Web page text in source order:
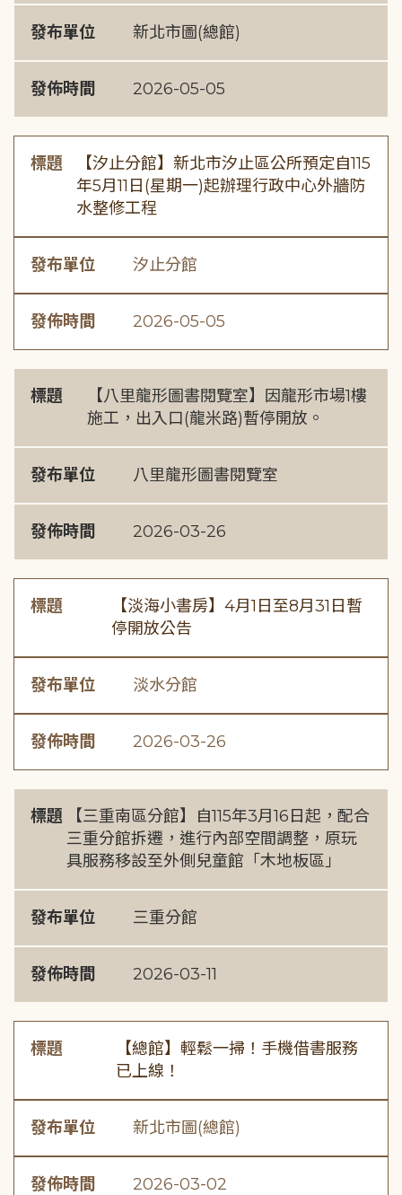
發布單位 新北市圖(總館)
發佈時間 2026-05-05
標題
【汐止分館】新北市汐止區公所預定自115
年5月11日(星期一)起辦理行政中心外牆防
水整修工程
發布單位 汐止分館
發佈時間 2026-05-05
標題
【八里龍形圖書閱覽室】因龍形市場1樓
施工，出入口(龍米路)暫停開放。
發布單位 八里龍形圖書閱覽室
發佈時間 2026-03-26
標題
【淡海小書房】4月1日至8月31日暫
停開放公告
發布單位 淡水分館
發佈時間 2026-03-26
標題
【三重南區分館】自115年3月16日起，配合
三重分館拆遷，進行內部空間調整，原玩
具服務移設至外側兒童館「木地板區」
發布單位 三重分館
發佈時間 2026-03-11
標題
【總館】輕鬆一掃！手機借書服務
已上線！
發布單位 新北市圖(總館)
發佈時間 2026-03-02